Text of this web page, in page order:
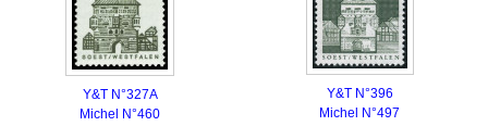
Y&T N°327A
Michel N°460
Y&T N°396
Michel N°497